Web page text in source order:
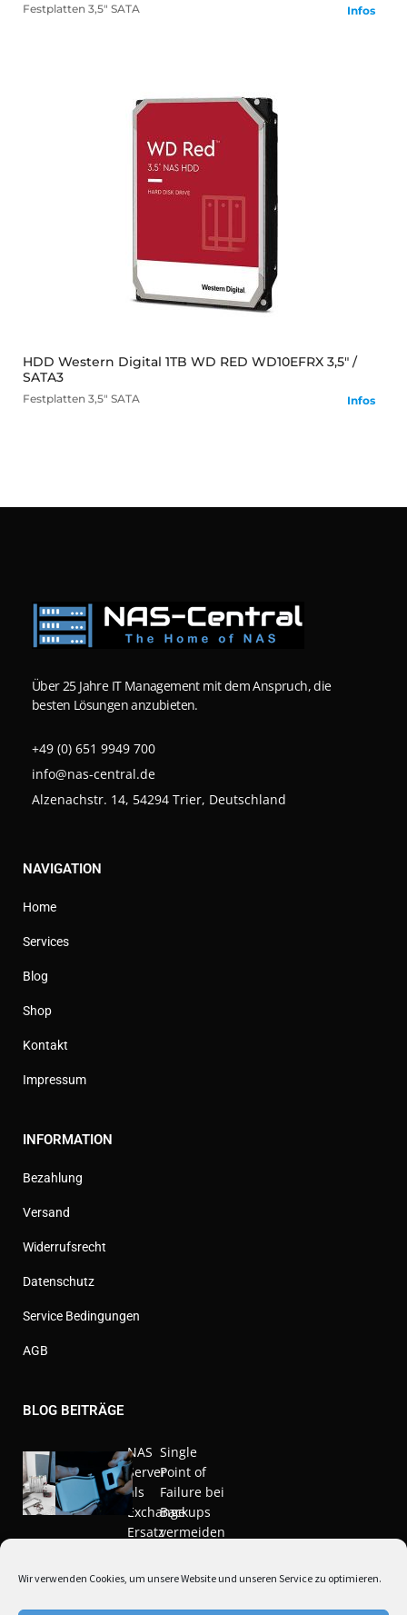
Wir verwenden Cookies, um unsere Website und unseren Service zu optimieren.
Festplatten 3,5" SATA Infos
mehr
HDD Western Digital 1TB WD RED WD10EFRX 3,5" /
SATA3
Festplatten 3,5" SATA Infos
Über 25 Jahre IT Management mit dem Anspruch, die
besten Lösungen anzubieten.
+49 (0) 651 9949 700
info@nas-central.de
Alzenachstr. 14, 54294 Trier, Deutschland
NAVIGATION
Home
Services
Blog
Shop
Kontakt
Impressum
INFORMATION
Bezahlung
Versand
Widerrufsrecht
Datenschutz
Service Bedingungen
AGB
BLOG BEITRÄGE
NAS
Server
als
Exchange
Ersatz
Single
Point of
Failure bei
Backups
vermeiden